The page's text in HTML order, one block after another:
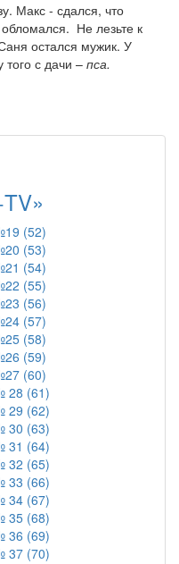
Макс - сдался, что
Не лезьте к
остался мужик. У
того с дачи – пса.
(52)
(53)
(54)
(55)
(56)
(57)
(58)
(59)
(60)
28 (61)
29 (62)
30 (63)
31 (64)
32 (65)
33 (66)
34 (67)
35 (68)
36 (69)
37 (70)